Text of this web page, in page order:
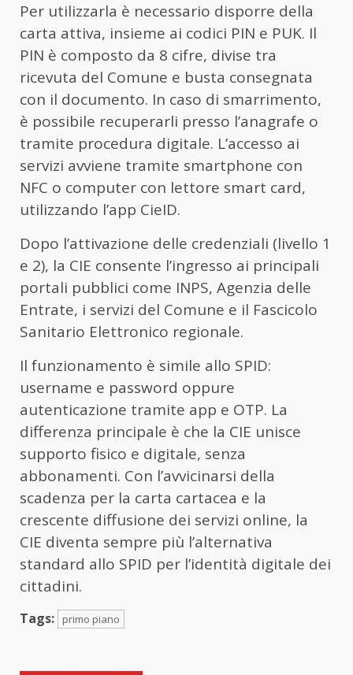
Per utilizzarla è necessario disporre della
carta attiva, insieme ai codici PIN e PUK. Il
PIN è composto da 8 cifre, divise tra
ricevuta del Comune e busta consegnata
con il documento. In caso di smarrimento,
è possibile recuperarli presso l’anagrafe o
tramite procedura digitale. L’accesso ai
servizi avviene tramite smartphone con
NFC o computer con lettore smart card,
utilizzando l’app CieID.
Dopo l’attivazione delle credenziali (livello 1
e 2), la CIE consente l’ingresso ai principali
portali pubblici come INPS, Agenzia delle
Entrate, i servizi del Comune e il Fascicolo
Sanitario Elettronico regionale.
Il funzionamento è simile allo SPID:
username e password oppure
autenticazione tramite app e OTP. La
differenza principale è che la CIE unisce
supporto fisico e digitale, senza
abbonamenti. Con l’avvicinarsi della
scadenza per la carta cartacea e la
crescente diffusione dei servizi online, la
CIE diventa sempre più l’alternativa
standard allo SPID per l’identità digitale dei
cittadini.
Tags: primo piano